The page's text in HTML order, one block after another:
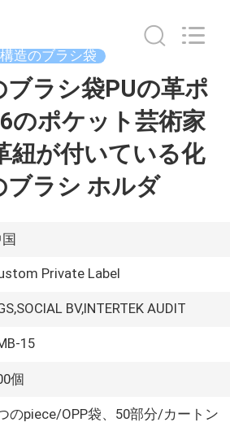
構造のブラシ袋
ブラシ袋PUの革ポ
のポケット芸術家
紐が付いている化
ブラシ ホルダ
Private Label
BV,INTERTEK AUDIT
15
個
のpiece/OPP袋、50部分/カートン